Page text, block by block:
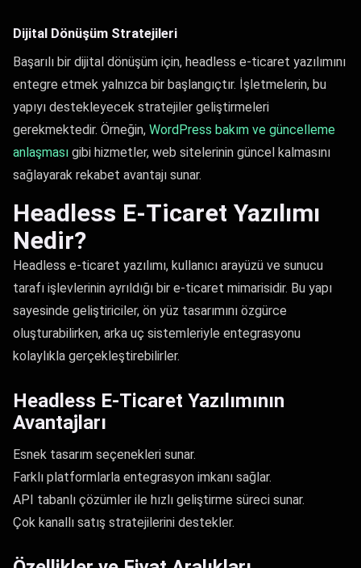
Dijital Dönüşüm Stratejileri
Başarılı bir dijital dönüşüm için, headless e-ticaret yazılımını
entegre etmek yalnızca bir başlangıçtır. İşletmelerin, bu
yapıyı destekleyecek stratejiler geliştirmeleri
gerekmektedir. Örneğin, WordPress bakım ve güncelleme
anlaşması gibi hizmetler, web sitelerinin güncel kalmasını
sağlayarak rekabet avantajı sunar.
Headless E-Ticaret Yazılımı
Nedir?
Headless e-ticaret yazılımı, kullanıcı arayüzü ve sunucu
tarafı işlevlerinin ayrıldığı bir e-ticaret mimarisidir. Bu yapı
sayesinde geliştiriciler, ön yüz tasarımını özgürce
oluşturabilirken, arka uç sistemleriyle entegrasyonu
kolaylıkla gerçekleştirebilirler.
Headless E-Ticaret Yazılımının
Avantajları
Esnek tasarım seçenekleri sunar.
Farklı platformlarla entegrasyon imkanı sağlar.
API tabanlı çözümler ile hızlı geliştirme süreci sunar.
Çok kanallı satış stratejilerini destekler.